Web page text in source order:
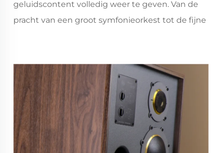
er sprake is van wazigheid en traagheid.
geluidscontent volledig weer te geven. Van de
pracht van een groot symfonieorkest tot de fijne